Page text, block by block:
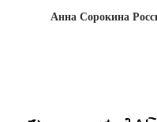
Анна Сорокина